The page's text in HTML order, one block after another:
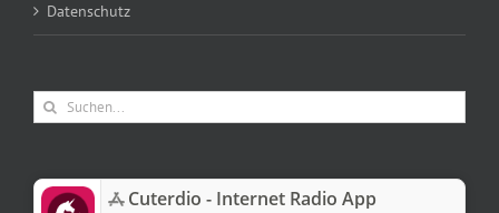
Datenschutz
Suche
nach:
‎Cuterdio - Internet Radio App